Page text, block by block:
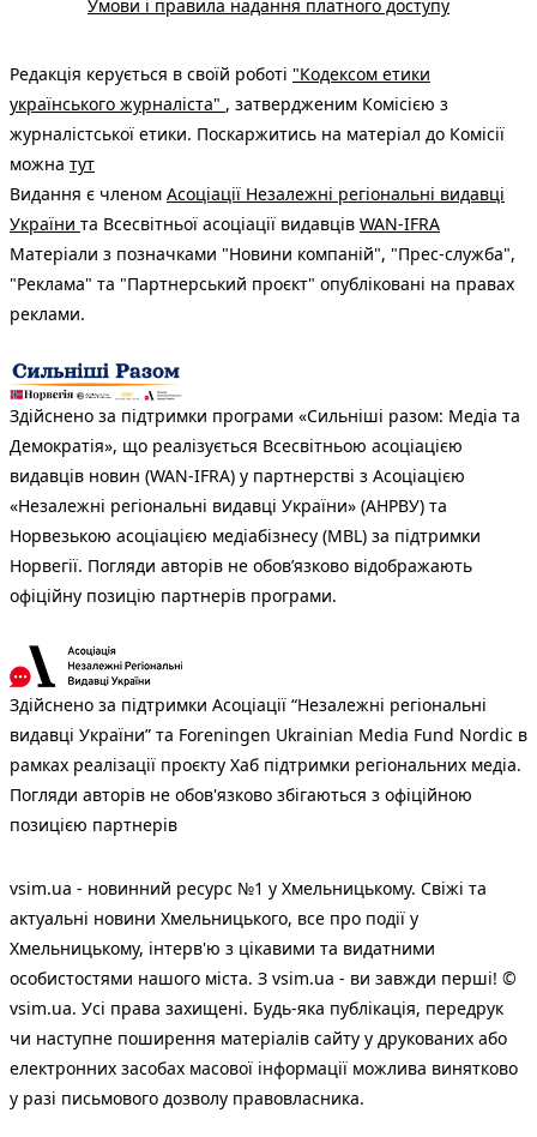
Умови і правила надання платного доступу
Редакція керується в своїй роботі "Кодексом етики
українського журналіста" , затвердженим Комісією з
журналістської етики. Поскаржитись на матеріал до Комісії
можна тут
Видання є членом Асоціації Незалежні регіональні видавці
України та Всесвітньої асоціації видавців WAN-IFRA
Матеріали з позначками "Новини компаній", "Прес-служба",
"Реклама" та "Партнерський проєкт" опубліковані на правах
реклами.
Здійснено за підтримки програми «Сильніші разом: Медіа та
Демократія», що реалізується Всесвітньою асоціацією
видавців новин (WAN-IFRA) у партнерстві з Асоціацією
«Незалежні регіональні видавці України» (АНРВУ) та
Норвезькою асоціацією медіабізнесу (MBL) за підтримки
Норвегії. Погляди авторів не обов’язково відображають
офіційну позицію партнерів програми.
Здійснено за підтримки Асоціації “Незалежні регіональні
видавці України” та Foreningen Ukrainian Media Fund Nordic в
рамках реалізації проєкту Хаб підтримки регіональних медіа.
Погляди авторів не обов'язково збігаються з офіційною
позицією партнерів
vsim.ua - новинний ресурс №1 у Хмельницькому. Свіжі та
актуальні новини Хмельницького, все про події у
Хмельницькому, інтерв'ю з цікавими та видатними
особистостями нашого міста. З vsim.ua - ви завжди перші! ©
vsim.ua. Усі права захищені. Будь-яка публiкацiя, передрук
чи наступне поширення матеріалів сайту у друкованих або
електронних засобах масової інформації можлива винятково
у разі письмового дозволу правовласника.